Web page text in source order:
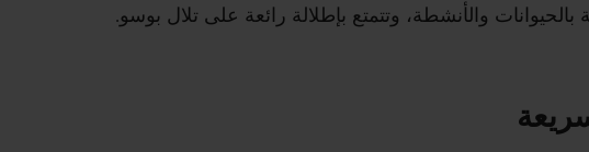
بالحيوانات والأنشطة، وتتمتع بإطلالة رائعة على تلال بوسو.